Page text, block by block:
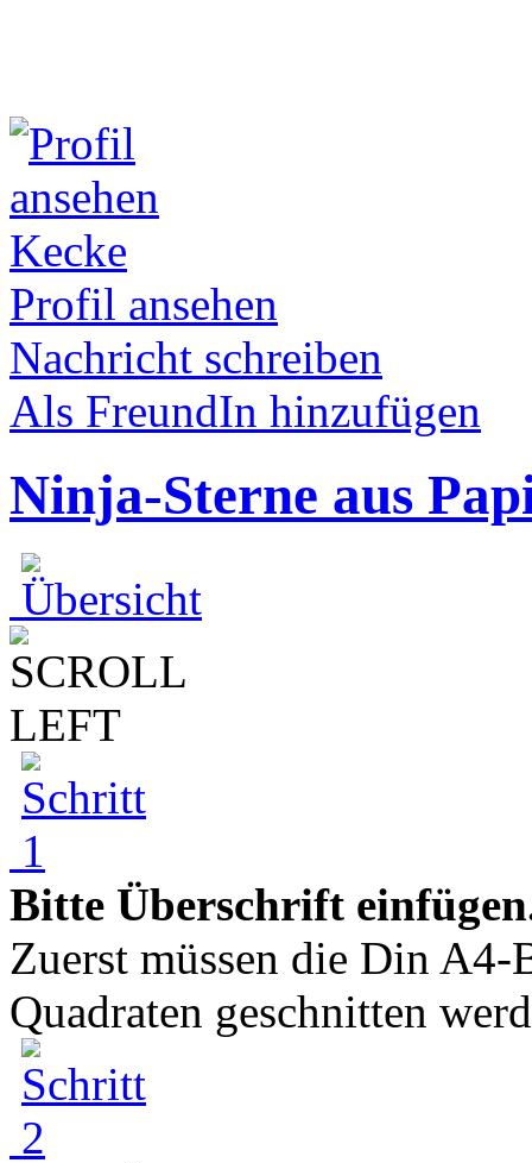
Kecke
Profil ansehen
Nachricht schreiben
Als FreundIn hinzufügen
Ninja-Sterne aus
Bitte Überschrift
Zuerst müssen die Din
Quadraten geschnitten